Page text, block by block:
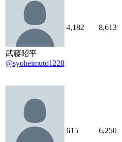
武藤昭平
@syoheimuto1228
4,182 8,613
615 6,250